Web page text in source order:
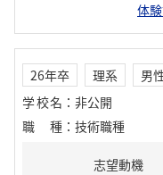
体
26年卒 理系
男
学校名 ： 非公開
職種 ： 技術職種
志望動機